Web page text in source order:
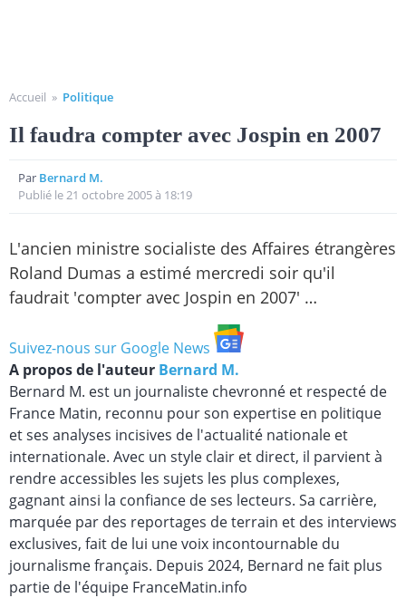
Accueil » Politique
Il faudra compter avec Jospin en 2007
Par Bernard M.
Publié le 21 octobre 2005 à 18:19
L'ancien ministre socialiste des Affaires étrangères
Roland Dumas a estimé mercredi soir qu'il
faudrait 'compter avec Jospin en 2007' …
Suivez-nous sur Google News
A propos de l'auteur Bernard M.
Bernard M. est un journaliste chevronné et respecté de
France Matin, reconnu pour son expertise en politique
et ses analyses incisives de l'actualité nationale et
internationale. Avec un style clair et direct, il parvient à
rendre accessibles les sujets les plus complexes,
gagnant ainsi la confiance de ses lecteurs. Sa carrière,
marquée par des reportages de terrain et des interviews
exclusives, fait de lui une voix incontournable du
journalisme français. Depuis 2024, Bernard ne fait plus
partie de l'équipe FranceMatin.info